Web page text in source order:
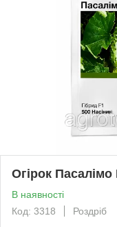
Огірок
В наявності
Код: 3318
Роздріб